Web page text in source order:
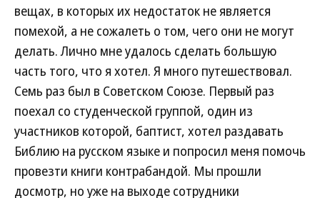
вещах, в которых их недостаток не является
помехой, а не сожалеть о том, чего они не могут
делать. Лично мне удалось сделать большую
часть того, что я хотел. Я много путешествовал.
Семь раз был в Советском Союзе. Первый раз
поехал со студенческой группой, один из
участников которой, баптист, хотел раздавать
Библию на русском языке и попросил меня помочь
провезти книги контрабандой. Мы прошли
досмотр, но уже на выходе сотрудники